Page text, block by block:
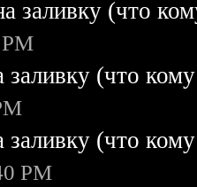
заливку (что
заливку (что
заливку (что
PM